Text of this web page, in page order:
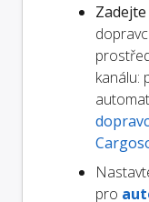
kanálu:
pro